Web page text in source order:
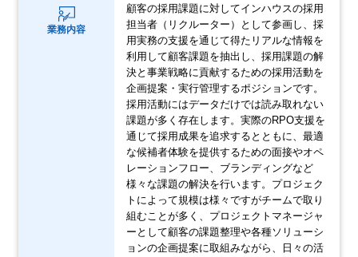
業務内容
顧客の採用課題に対してインハウスの採用
担当者（リクルーター）として参画し、採
用実務の支援を通じて得たリアルな情報を
利用して顧客課題を抽出し、採用課題の解
決と事業戦略に貢献するための採用活動を
企画提案・実行管理するポジションです。
採用活動にはデータだけでは読み取れない
課題が多く存在します。実際のRPO支援を
通じて採用成果を追求するとともに、最適
な候補者体験を提供するための面接やオペ
レーションフロー、ブランディングなど
様々な課題の解決を行います。プロジェク
トによって規模は様々ですがチームで取り
組むことが多く、プロジェクトマネージャ
ーとして顧客の課題整理や各種ソリューシ
ョンの企画提案に取組みながら、日々の活